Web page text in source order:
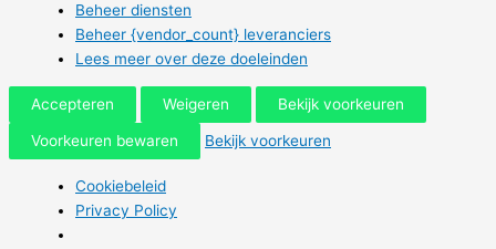
Beheer diensten
Beheer {vendor_count} leveranciers
Lees meer over deze doeleinden
Accepteren Weigeren Bekijk voorkeuren
Voorkeuren bewaren Bekijk voorkeuren
Cookiebeleid
Privacy Policy